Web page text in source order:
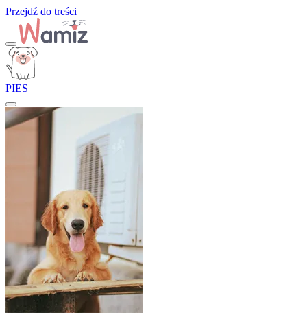
Przejdź do treści
PIES